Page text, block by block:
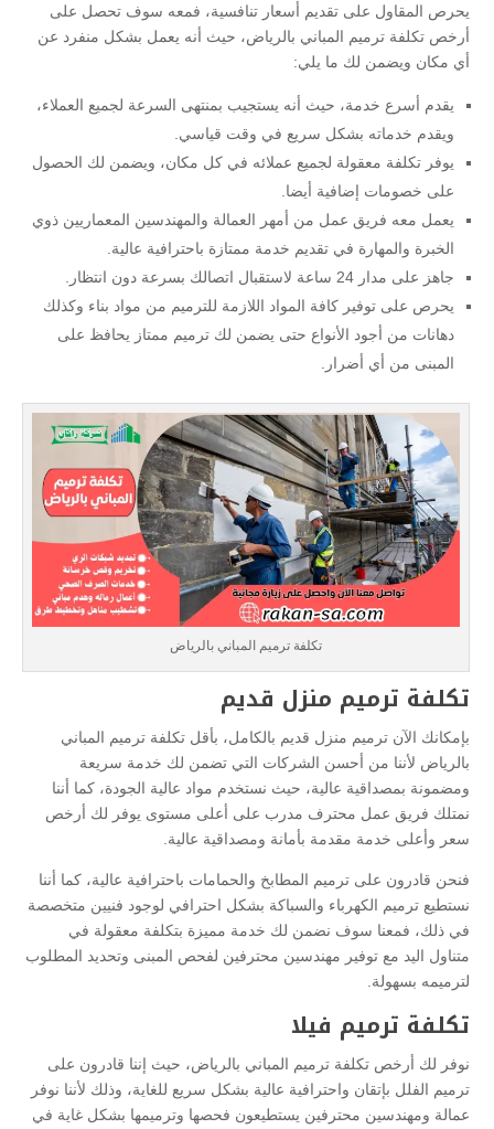
يحرص المقاول على تقديم أسعار تنافسية، فمعه سوف تحصل على
أرخص تكلفة ترميم المباني بالرياض، حيث أنه يعمل بشكل منفرد عن
أي مكان ويضمن لك ما يلي:
يقدم أسرع خدمة، حيث أنه يستجيب بمنتهى السرعة لجميع العملاء،
ويقدم خدماته بشكل سريع في وقت قياسي.
يوفر تكلفة معقولة لجميع عملائه في كل مكان، ويضمن لك الحصول
على خصومات إضافية أيضا.
يعمل معه فريق عمل من أمهر العمالة والمهندسين المعماريين ذوي
الخبرة والمهارة في تقديم خدمة ممتازة باحترافية عالية.
جاهز على مدار 24 ساعة لاستقبال اتصالك بسرعة دون انتظار.
يحرص على توفير كافة المواد اللازمة للترميم من مواد بناء وكذلك
دهانات من أجود الأنواع حتى يضمن لك ترميم ممتاز يحافظ على
المبنى من أي أضرار.
تكلفة ترميم المباني بالرياض
تكلفة ترميم منزل قديم
بإمكانك الآن ترميم منزل قديم بالكامل، بأقل تكلفة ترميم المباني
بالرياض لأننا من أحسن الشركات التي تضمن لك خدمة سريعة
ومضمونة بمصداقية عالية، حيث نستخدم مواد عالية الجودة، كما أننا
نمتلك فريق عمل محترف مدرب على أعلى مستوى يوفر لك أرخص
سعر وأعلى خدمة مقدمة بأمانة ومصداقية عالية.
فنحن قادرون على ترميم المطابخ والحمامات باحترافية عالية، كما أننا
نستطيع ترميم الكهرباء والسباكة بشكل احترافي لوجود فنيين متخصصة
في ذلك، فمعنا سوف نضمن لك خدمة مميزة بتكلفة معقولة في
متناول اليد مع توفير مهندسين محترفين لفحص المبنى وتحديد المطلوب
لترميمه بسهولة.
تكلفة ترميم فيلا
نوفر لك أرخص تكلفة ترميم المباني بالرياض، حيث إننا قادرون على
ترميم الفلل بإتقان واحترافية عالية بشكل سريع للغاية، وذلك لأننا نوفر
عمالة ومهندسين محترفين يستطيعون فحصها وترميمها بشكل غاية في